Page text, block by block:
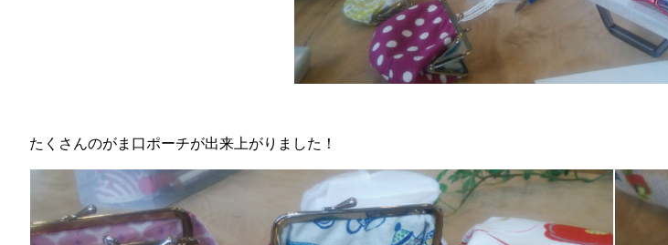
たくさんのがま口ポーチが出来上がりました！